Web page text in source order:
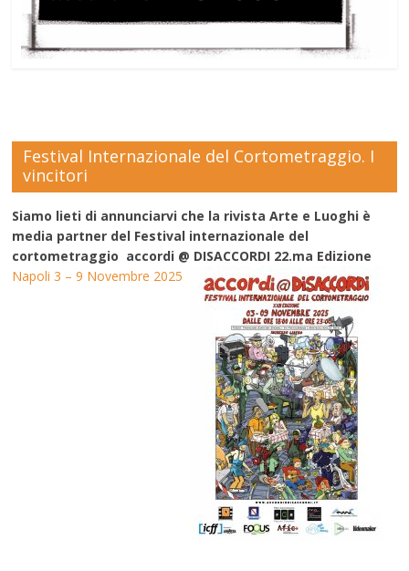
Festival Internazionale del Cortometraggio. I
vincitori
Siamo lieti di annunciarvi che la rivista Arte e Luoghi è
media partner del Festival internazionale del
cortometraggio accordi @ DISACCORDI 22.ma Edizione
Napoli 3 – 9 Novembre 2025